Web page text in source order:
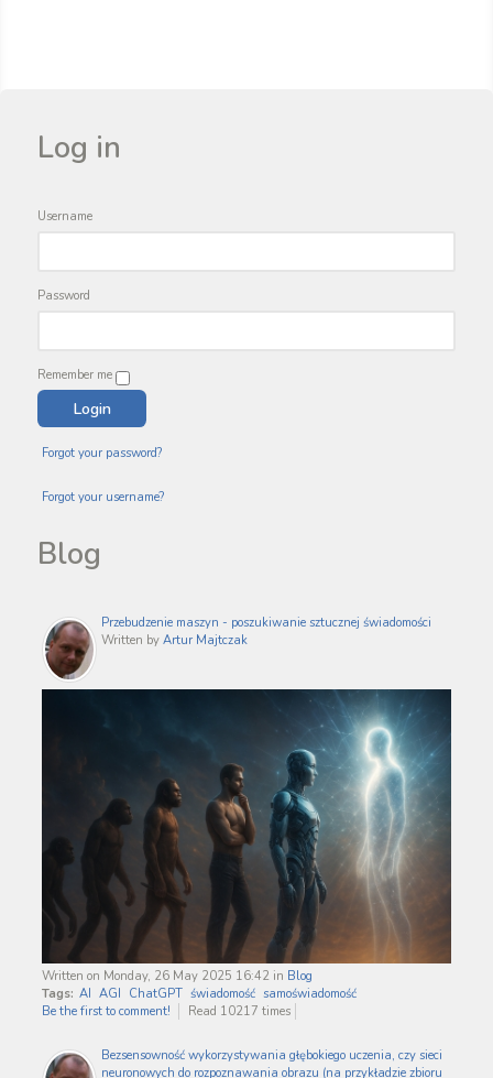
Log in
Username
Password
Remember me
Forgot your password?
Forgot your username?
Blog
Przebudzenie maszyn - poszukiwanie sztucznej świadomości
Written by Artur Majtczak
Written on Monday, 26 May 2025 16:42 in Blog
Tags: AI AGI ChatGPT świadomość samoświadomość
Be the first to comment!
Read 10217 times
Bezsensowność wykorzystywania głębokiego uczenia, czy sieci
neuronowych do rozpoznawania obrazu (na przykładzie zbioru